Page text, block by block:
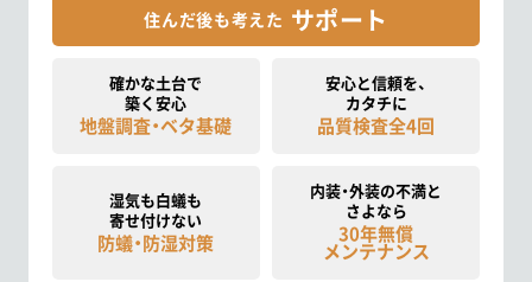
住んだ後も考えた サポート
確かな土台で
築く安心
地盤調査・ベタ基礎
安心と信頼を、
カタチに
品質検査全4回
湿気も白蟻も
寄せ付けない
防蟻・防湿対策
内装・外装の不満と
さよなら
30年無償
メンテナンス